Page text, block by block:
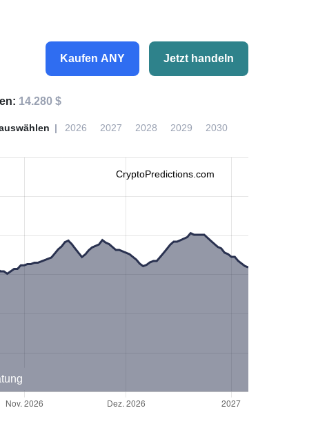
Kaufen ANY Jetzt handeln
14.280 $
2026 2027 2028 2029 2030
CryptoPredictions.com